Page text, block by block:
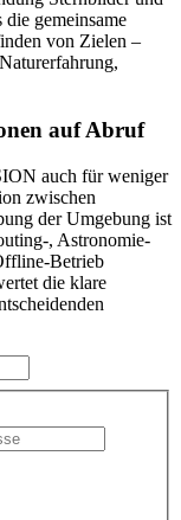
gemeinsame
von Zielen –
auf Abruf
auch für weniger
zwischen
der Umgebung ist
, Astronomie-
Betrieb
die klare